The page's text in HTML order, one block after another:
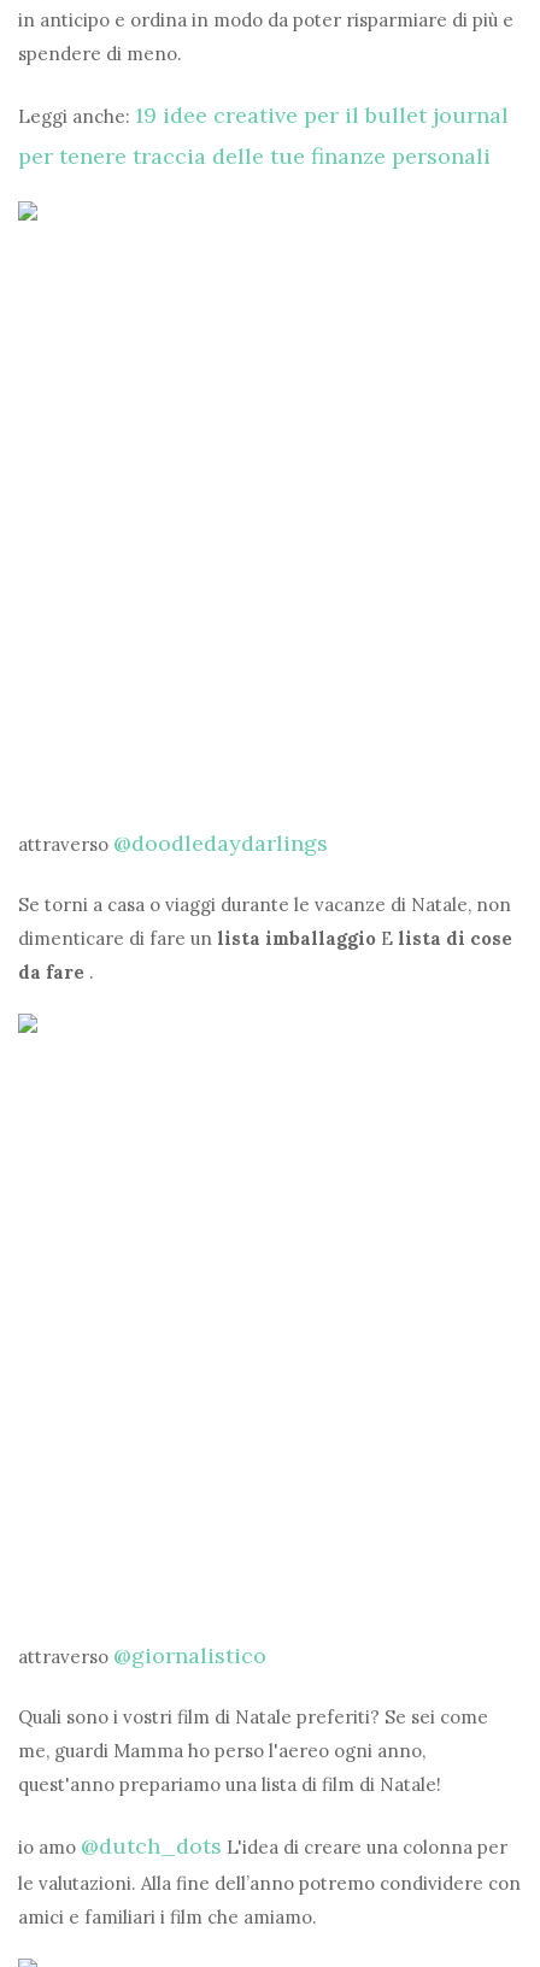
in anticipo e ordina in modo da poter risparmiare di più e
spendere di meno.
Leggi anche: 19 idee creative per il bullet journal
per tenere traccia delle tue finanze personali
attraverso @doodledaydarlings
Se torni a casa o viaggi durante le vacanze di Natale, non
dimenticare di fare un lista imballaggio E lista di cose
da fare .
attraverso @giornalistico
Quali sono i vostri film di Natale preferiti? Se sei come
me, guardi Mamma ho perso l'aereo ogni anno,
quest'anno prepariamo una lista di film di Natale!
io amo @dutch_dots L'idea di creare una colonna per
le valutazioni. Alla fine dell’anno potremo condividere con
amici e familiari i film che amiamo.